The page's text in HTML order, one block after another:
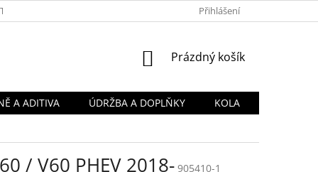
PODMÍNKY OCHRANY OSOBNÍCH
Přihlášení
NÁKUPNÍ
Prázdný košík
A ADITIVA ÚDRŽBA A DOPLŇKY
KOLA
/ V60 PHEV 2018- 905410-1